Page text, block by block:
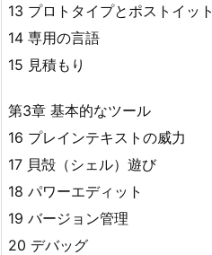
13 プロトタイプとポストイット
14 専用の言語
15 見積もり
第3章 基本的なツール
16 プレインテキストの威力
17 貝殻（シェル）遊び
18 パワーエディット
19 バージョン管理
20 デバッグ